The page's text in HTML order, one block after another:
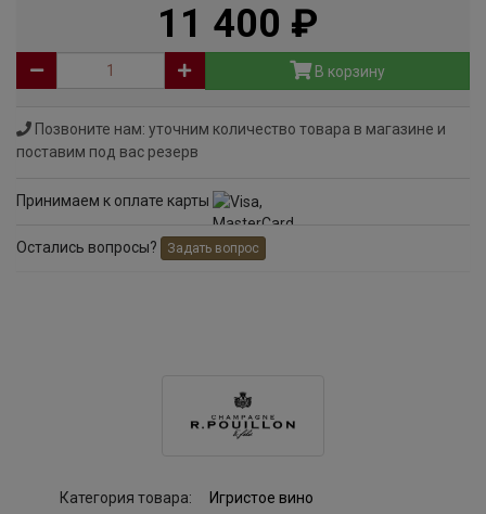
11 400
В корзину
Позвоните нам: уточним количество товара в магазине и
поставим под вас резерв
Принимаем к оплате карты
Остались вопросы? Задать вопрос
Категория товара: Игристое вино